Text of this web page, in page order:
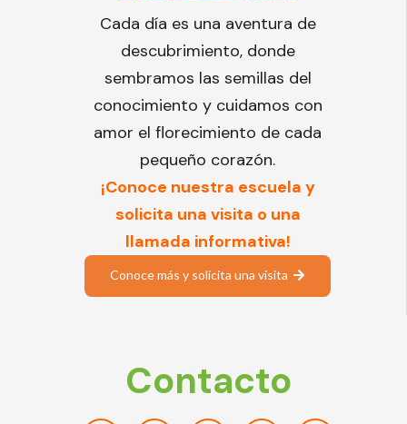
Cada día es una aventura de
descubrimiento, donde
sembramos las semillas del
conocimiento y cuidamos con
amor el florecimiento de cada
pequeño corazón.
¡Conoce nuestra escuela y
solicita una visita o una
llamada informativa!
Conoce más y solicita una visita
Contacto